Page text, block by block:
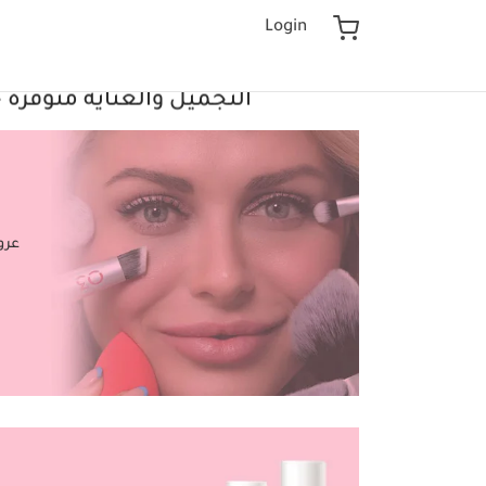
Login
التجميل والعناية
تسوق الان